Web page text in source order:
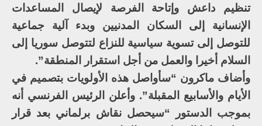
تنظيم داعش وإتاحة الفرصة لإيصال المساعدات
الإنسانية إلى السكان المدنيين وبدء آلية جماعية
للتوصل إلى تسوية سياسية للنزاع لتتوصل سوريا إلى
السلام أخيرا والعمل من أجل استقرار المنطقة”.
وأضاف ماكرون “سأواصل هذه الأولويات بتصميم في
الأيام والأسابيع المقبلة”. وأعلن الرئيس الفرنسي أنه
بموجب الدستور “سيحصل نقاش برلماني بعد قرار